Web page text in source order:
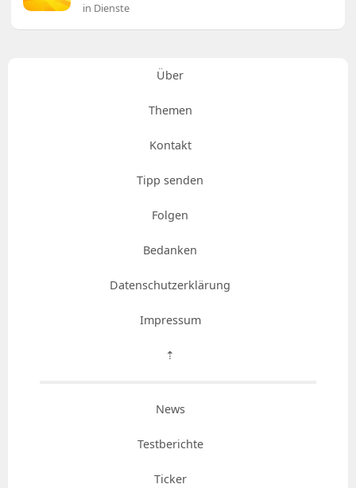
in Dienste
Über
Themen
Kontakt
Tipp senden
Folgen
Bedanken
Datenschutzerklärung
Impressum
⇡
News
Testberichte
Ticker